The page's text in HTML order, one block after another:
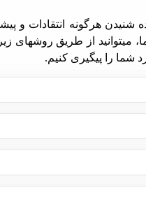
انتقادات و پیشنهادات
طریق روشهای زیر اقدام
کنیم.